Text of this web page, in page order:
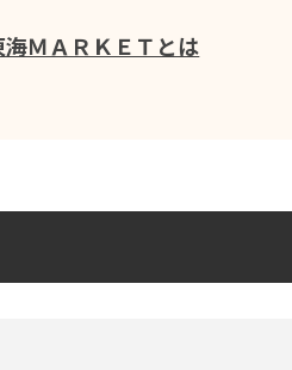
海ＭＡＲＫＥＴとは